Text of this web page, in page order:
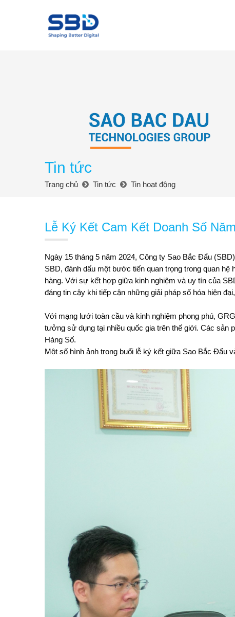
Tin tức
Trang chủ Tin tức Tin hoạt động
Lễ Ký Kết Cam Kết Doanh Số
Ngày 15 tháng 5 năm 2024, Công ty Sao Bắc Đẩu
SBD, đánh dấu một bước tiến quan trọng trong quan
hàng. Với sự kết hợp giữa kinh nghiệm và uy tín của
đáng tin cậy khi tiếp cận những giải pháp số hóa hiện
Với mạng lưới toàn cầu và kinh nghiệm phong phú,
tưởng sử dụng tại nhiều quốc gia trên thế giới. Các sản
Hàng Số.
Một số hình ảnh trong buổi lễ ký kết giữa Sao Bắc Đẩu